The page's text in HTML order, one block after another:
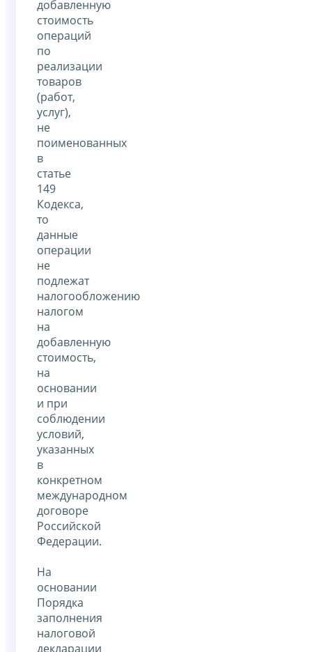
добавленную
стоимость
операций
по
реализации
товаров
(работ,
услуг),
не
поименованных
в
статье
149
Кодекса,
то
данные
операции
не
подлежат
налогообложению
налогом
на
добавленную
стоимость,
на
основании
и при
соблюдении
условий,
указанных
в
конкретном
международном
договоре
Российской
Федерации.
На
основании
Порядка
заполнения
налоговой
декларации